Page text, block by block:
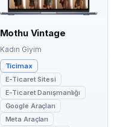
Mothu Vintage
Kadın Giyim
Ticimax
E-Ticaret Sitesi
E-Ticaret Danışmanlığı
Google Araçları
Meta Araçları